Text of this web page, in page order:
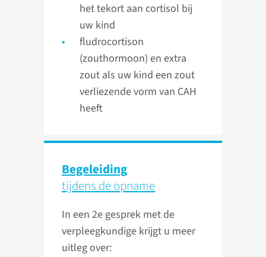
het tekort aan cortisol bij
uw kind
fludrocortison
(zouthormoon) en extra
zout als uw kind een zout
verliezende vorm van CAH
heeft
Begeleiding
tijdens de opname
In een 2e gesprek met de
verpleegkundige krijgt u meer
uitleg over: